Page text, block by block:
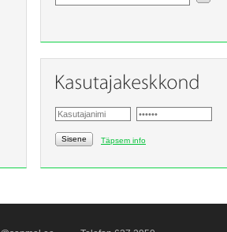
Sisene Täpsem info